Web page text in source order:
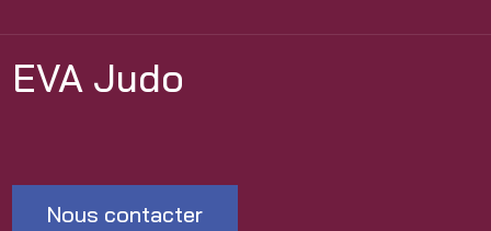
EVA Judo
Nous contacter